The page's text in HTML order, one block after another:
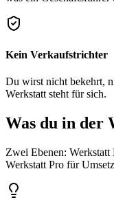
Kein Verkaufstrichter
Du wirst nicht bekehrt,
Werkstatt steht für sich.
Was du in der
Zwei Ebenen: Werkstatt
Werkstatt Pro für